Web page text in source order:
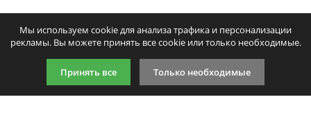
Мы используем cookie для анализа трафика и персонализации
рекламы. Вы можете принять все cookie или только необходимые.
Принять все Только необходимые